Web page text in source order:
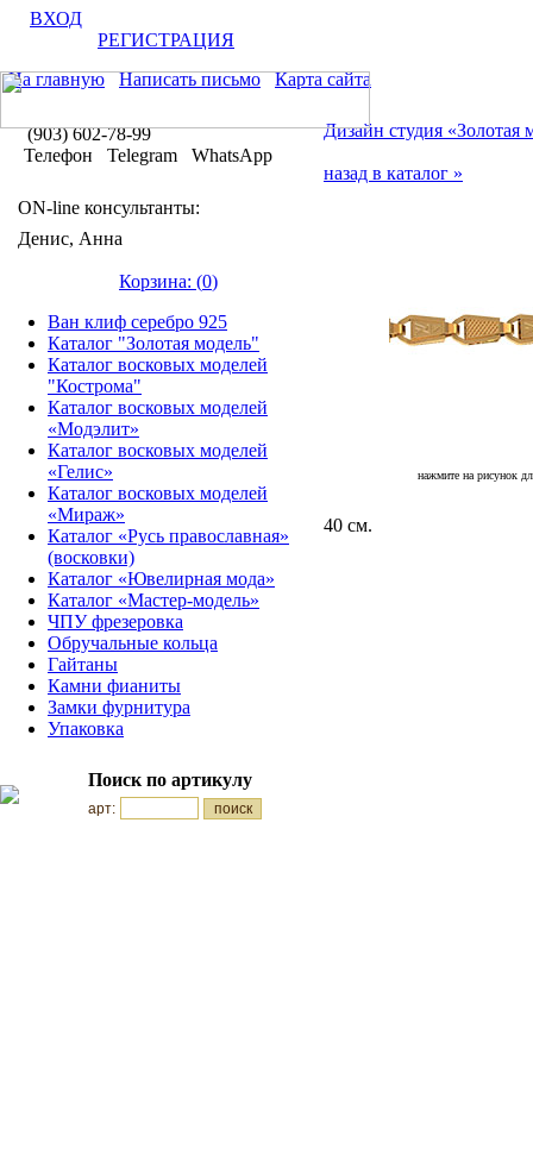
ВХОД
РЕГИСТРАЦИЯ
На главную
Написать письмо Карта сайта
(903) 602-78-99
Телефон Telegram WhatsApp
ON-line консультанты:
Денис, Анна
Корзина: (0)
Ван клиф серебро 925
Каталог "Золотая модель"
Каталог восковых моделей
"Кострома"
Каталог восковых моделей
«Модэлит»
Каталог восковых моделей
«Гелис»
Каталог восковых моделей
«Мираж»
Каталог «Русь православная»
(восковки)
Каталог «Ювелирная мода»
Каталог «Мастер-модель»
ЧПУ фрезеровка
Обручальные кольца
Гайтаны
Камни фианиты
Замки фурнитура
Упаковка
Поиск по артикулу
арт:
Дизайн студия «Золотая
назад в каталог »
нажмите на рисунок
40 см.